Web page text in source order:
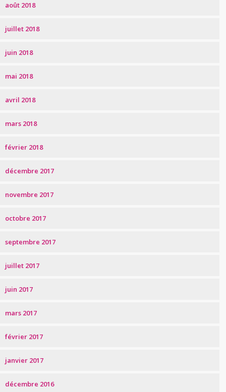
août 2018
juillet 2018
juin 2018
mai 2018
avril 2018
mars 2018
février 2018
décembre 2017
novembre 2017
octobre 2017
septembre 2017
juillet 2017
juin 2017
mars 2017
février 2017
janvier 2017
décembre 2016